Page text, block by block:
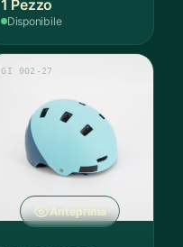
1 Pezzo
Disponibile
Anteprima
GI 002-27